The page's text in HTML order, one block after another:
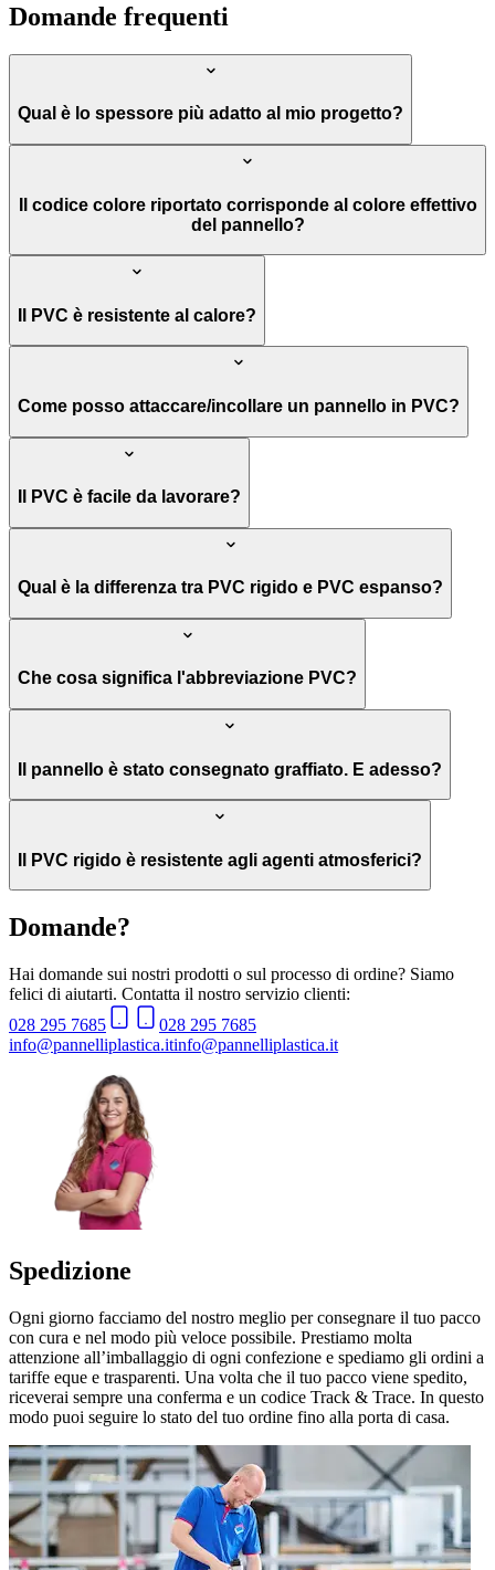
Domande frequenti
Qual è lo spessore più adatto al mio progetto?
Il codice colore riportato corrisponde al colore effettivo
del pannello?
Il PVC è resistente al calore?
Come posso attaccare/incollare un pannello in PVC?
Il PVC è facile da lavorare?
Qual è la differenza tra PVC rigido e PVC espanso?
Che cosa significa l'abbreviazione PVC?
Il pannello è stato consegnato graffiato. E adesso?
Il PVC rigido è resistente agli agenti atmosferici?
Domande?
Hai domande sui nostri prodotti o sul processo di ordine? Siamo
felici di aiutarti. Contatta il nostro servizio clienti:
028 295 7685
028 295 7685
info@pannelliplastica.itinfo@pannelliplastica.it
Spedizione
Ogni giorno facciamo del nostro meglio per consegnare il tuo pacco
con cura e nel modo più veloce possibile. Prestiamo molta
attenzione all’imballaggio di ogni confezione e spediamo gli ordini a
tariffe eque e trasparenti. Una volta che il tuo pacco viene spedito,
riceverai sempre una conferma e un codice Track & Trace. In questo
modo puoi seguire lo stato del tuo ordine fino alla porta di casa.